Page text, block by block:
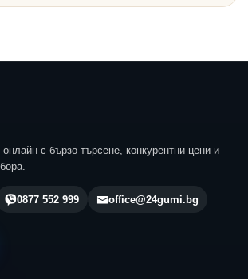
с бързо търсене, конкурентни цени и
0877 552 999 office@24gumi.bg